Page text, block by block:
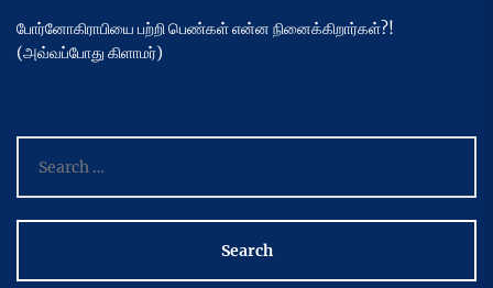
போர்னோகிராபியை பற்றி பெண்கள் என்ன நினைக்கிறார்கள்?!
(அவ்வப்போது கிளாமர்)
for: